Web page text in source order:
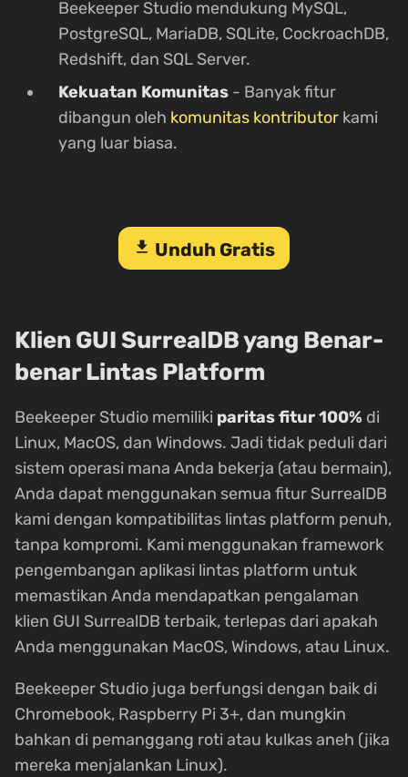
Beekeeper Studio mendukung MySQL,
PostgreSQL, MariaDB, SQLite, CockroachDB,
Redshift, dan SQL Server.
Kekuatan Komunitas - Banyak fitur
dibangun oleh komunitas kontributor kami
yang luar biasa.
download Unduh Gratis
Klien GUI SurrealDB yang Benar-
benar Lintas Platform
Beekeeper Studio memiliki paritas fitur 100% di
Linux, MacOS, dan Windows. Jadi tidak peduli dari
sistem operasi mana Anda bekerja (atau bermain),
Anda dapat menggunakan semua fitur SurrealDB
kami dengan kompatibilitas lintas platform penuh,
tanpa kompromi. Kami menggunakan framework
pengembangan aplikasi lintas platform untuk
memastikan Anda mendapatkan pengalaman
klien GUI SurrealDB terbaik, terlepas dari apakah
Anda menggunakan MacOS, Windows, atau Linux.
Beekeeper Studio juga berfungsi dengan baik di
Chromebook, Raspberry Pi 3+, dan mungkin
bahkan di pemanggang roti atau kulkas aneh (jika
mereka menjalankan Linux).